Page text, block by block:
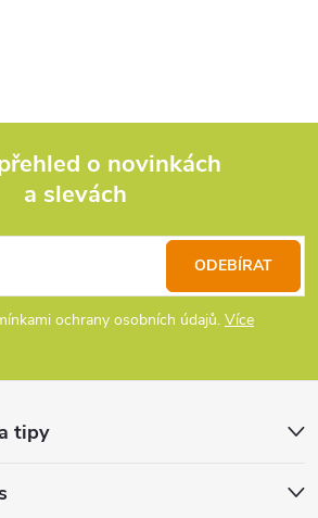
o novinkách
a slevách
ochrany osobních údajů. Více
ODEBÍRAT
tipy